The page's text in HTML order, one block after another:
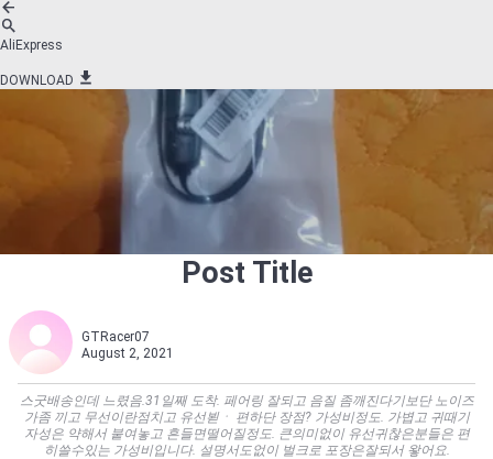
AliExpress
DOWNLOAD
Post Title
GTRacer07
August 2, 2021
스굿배송인데 느렸음.31일째 도착. 페어링 잘되고 음질 좀깨진다기보단 노이즈
가좀 끼고 무선이란점치고 유선뵏ㆍ 편하단 장점? 가성비정도. 가볍고 귀때기
자성은 약해서 붙여놓고 흔들면떨어질정도. 큰의미없이 유선귀찮은분들은 편
히쓸수있는 가성비입니다. 설명서도없이 벌크로 포장은잘되서 왛어요.